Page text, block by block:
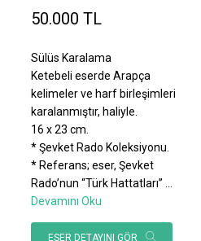
50.000 TL
Sülüs Karalama
Ketebeli eserde Arapça
kelimeler ve harf birleşimleri
karalanmıştır, haliyle.
16 x 23 cm.
* Şevket Rado Koleksiyonu.
* Referans; eser, Şevket
Rado’nun “Türk Hattatları”
Devamını Oku
ESER DETAYINI GÖR